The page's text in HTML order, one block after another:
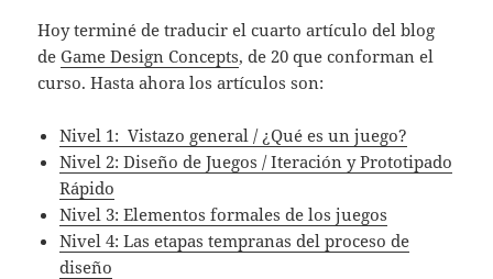
Hoy terminé de traducir el cuarto artículo del blog
deGame Design Concepts, de 20 que conforman el
curso. Hasta ahora los artículos son:
Nivel 1: Vistazo general / ¿Qué es un juego?
Nivel 2: Diseño de Juegos / Iteración y Prototipado
Rápido
Nivel 3: Elementos formales de los juegos
Nivel 4: Las etapas tempranas del proceso de
diseño